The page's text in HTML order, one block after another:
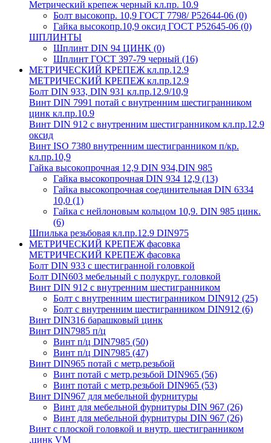
Метрический крепеж черный кл.пр. 10.9
Болт высокопр. 10,9 ГОСТ 7798/ Р52644-06 (0)
Гайка высокопр.10,9 оксид ГОСТ Р52645-06 (0)
ШПЛИНТЫ
Шплинт DIN 94 ЦИНК (0)
Шплинт ГОСТ 397-79 черный (16)
МЕТРИЧЕСКИЙ КРЕПЕЖ кл.пр.12.9
МЕТРИЧЕСКИЙ КРЕПЕЖ кл.пр.12.9
Болт DIN 933, DIN 931 кл.пр.12.9/10,9
Винт DIN 7991 потай с внутренним шестигранником
цинк кл.пр.10.9
Винт DIN 912 с внутренним шестигранником кл.пр.12.9
оксид
Винт ISO 7380 внутренним шестигранником п/кр.
кл.пр.10,9
Гайка высокопрочная 12,9 DIN 934,DIN 985
Гайка высокопрочная DIN 934 12,9 (13)
Гайка высокопрочная соединительная DIN 6334
10,0 (1)
Гайка с нейлоновым кольцом 10,9. DIN 985 цинк.
(6)
Шпилька резьбовая кл.пр.12.9 DIN975
МЕТРИЧЕСКИЙ КРЕПЕЖ фасовка
МЕТРИЧЕСКИЙ КРЕПЕЖ фасовка
Болт DIN 933 с шестигранной головкой
Болт DIN603 мебельный с полукруг. головкой
Винт DIN 912 с внутренним шестигранником
Болт с внутренним шестигранником DIN912 (25)
Болт с внутренним шестигранником DIN912 (6)
Винт DIN316 барашковый цинк
Винт DIN7985 п/ц
Винт п/ц DIN7985 (50)
Винт п/ц DIN7985 (47)
Винт DIN965 потай с метр.резьбой
Винт потай с метр.резьбой DIN965 (56)
Винт потай с метр.резьбой DIN965 (53)
Винт DIN967 для мебельной фурнитуры
Винт для мебельной фурнитуры DIN 967 (26)
Винт для мебельной фурнитуры DIN 967 (26)
Винт с плоской головкой и внутр. шестигранником
,цинк VM